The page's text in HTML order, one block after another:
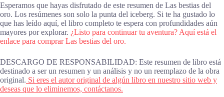
Esperamos que hayas disfrutado de este resumen de Las bestias del
oro. Los resúmenes son solo la punta del iceberg. Si te ha gustado lo
que has leído aquí, el libro completo te espera con profundidades aún
mayores por explorar. ¿Listo para continuar tu aventura? Aquí está el
enlace para comprar Las bestias del oro.
DESCARGO DE RESPONSABILIDAD: Este resumen de libro está
destinado a ser un resumen y un análisis y no un reemplazo de la obra
original. Si eres el autor original de algún libro en nuestro sitio web y
deseas que lo eliminemos, contáctanos.